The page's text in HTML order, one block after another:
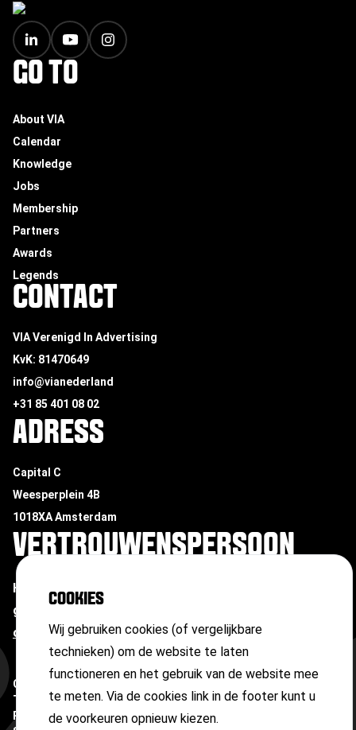
COOKIES
Wij gebruiken cookies (of vergelijkbare
technieken) om de website te laten
functioneren en het gebruik van de website mee
te meten. Via de cookies link in de footer kunt u
de voorkeuren opnieuw kiezen.
FOOTER
GO TO
About VIA
Calendar
Knowledge
Jobs
Membership
Partners
Awards
Legends
CONTACT
VIA Verenigd In Advertising
KvK: 81470649
info@vianederland
+31 85 401 08 02
ADRESS
Capital C
Weesperplein 4B
1018XA Amsterdam
VERTROUWENSPERSOON
Heb je te maken met ongewenste omgangsvormen of
grensoverschrijdend gedrag?
onze vertrouwenspersoon
Copyright ©
Terms and conditions
Privacy statement